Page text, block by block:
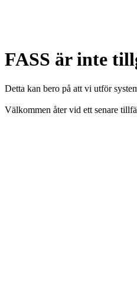
FASS är inte
Detta kan bero på att vi utför
Välkommen åter vid ett senare